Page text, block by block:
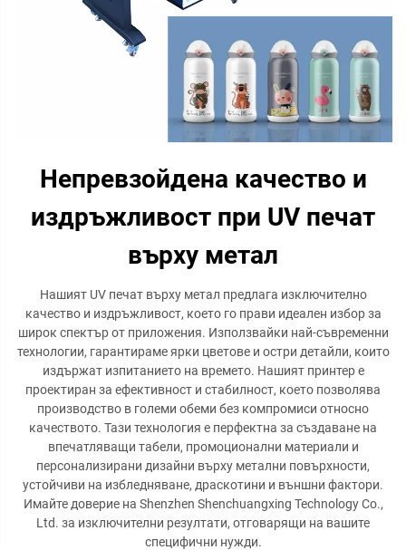
Непревзойдена качество и
издръжливост при UV печат
върху метал
Нашият UV печат върху метал предлага изключително
качество и издръжливост, което го прави идеален избор за
широк спектър от приложения. Използвайки най-съвременни
технологии, гарантираме ярки цветове и остри детайли, които
издържат изпитанието на времето. Нашият принтер е
проектиран за ефективност и стабилност, което позволява
производство в големи обеми без компромиси относно
качеството. Тази технология е перфектна за създаване на
впечатляващи табели, промоционални материали и
персонализирани дизайни върху метални повърхности,
устойчиви на избледняване, драскотини и външни фактори.
Имайте доверие на Shenzhen Shenchuangxing Technology Co.,
Ltd. за изключителни резултати, отговарящи на вашите
специфични нужди.